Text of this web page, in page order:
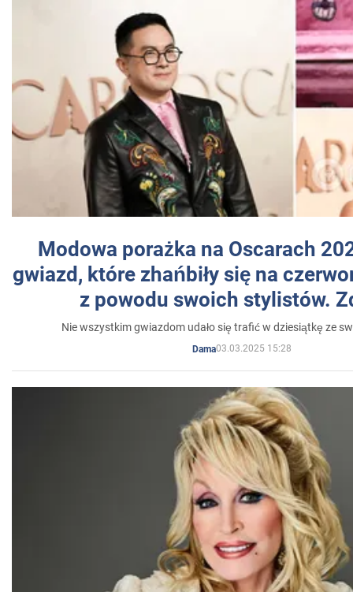
Modowa porażka na Oscarach
gwiazd, które zhańbiły się na
z powodu swoich stylistów.
Nie wszystkim gwiazdom udało się trafić w dziesiątkę ze
Dama03.03.2025 15:28